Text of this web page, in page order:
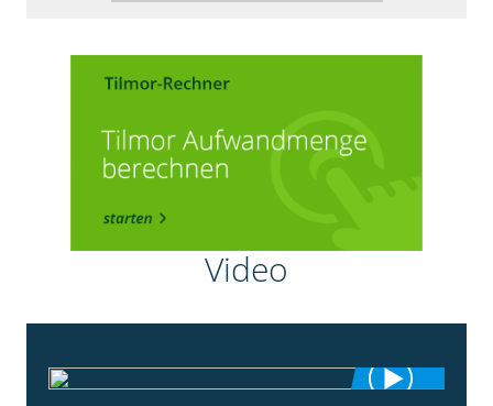
Video